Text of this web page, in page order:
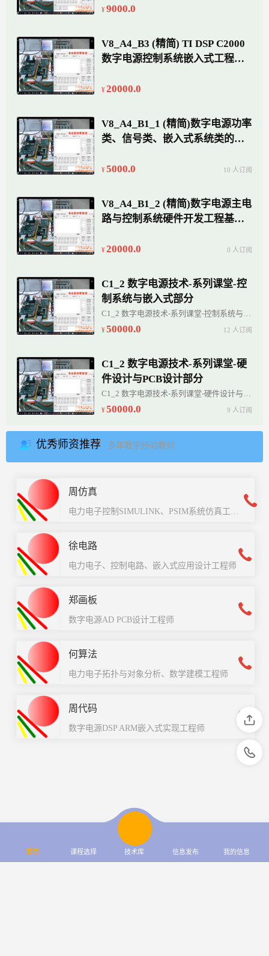
指导实训10天一期）
9000.0
V8_A4_B3 (精简) TI DSP C2000
数字电源控制系统嵌入式工程开
20000.0
V8_A4_B1_1 (精简)数字电源功率
类、信号类、嵌入式系统类的原
培训
5000.0 10 人订阅
V8_A4_B1_2 (精简)数字电源主电
路与控制系统硬件开发工程基础
20000.0
0 人订阅
C1_2 数字电源技术-系列课堂-控
制系统与嵌入式部分
C1_2 数字电源技术-系列课堂-控制系统与嵌入式部分
50000.0 12 人订阅
C1_2 数字电源技术-系列课堂-硬
件设计与PCB设计部分
C1_2 数字电源技术-系列课堂-硬件设计与PCB设计部分
50000.0 9 人订阅
优秀师资推荐 多年教学经验教师
周仿真
电力电子控制SIMULINK、PSIM系统仿真工程师
徐电路
电力电子、控制电路、嵌入式应用设计工程师
郑画板
数字电源AD PCB设计工程师
何算法
电力电子拓扑与对象分析、数学建模工程师
周代码
数字电源DSP ARM嵌入式实现工程师
首页 课程选择 技术库 信息发布 我的信息